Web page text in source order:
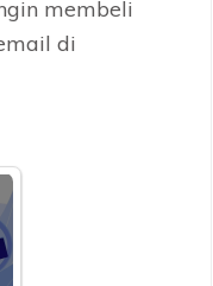
membeli
di